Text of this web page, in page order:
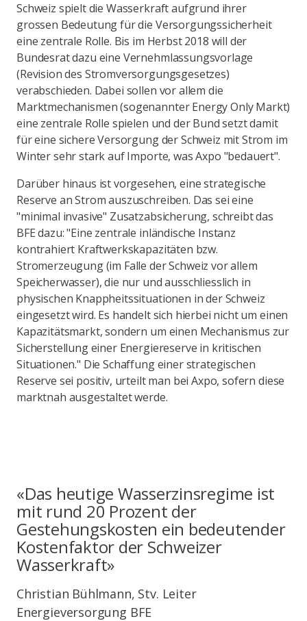
Schweiz spielt die Wasserkraft aufgrund ihrer
grossen Bedeutung für die Versorgungssicherheit
eine zentrale Rolle. Bis im Herbst 2018 will der
Bundesrat dazu eine Vernehmlassungsvorlage
(Revision des Stromversorgungsgesetzes)
verabschieden. Dabei sollen vor allem die
Marktmechanismen (sogenannter Energy Only Markt)
eine zentrale Rolle spielen und der Bund setzt damit
für eine sichere Versorgung der Schweiz mit Strom im
Winter sehr stark auf Importe, was Axpo "bedauert".
Darüber hinaus ist vorgesehen, eine strategische
Reserve an Strom auszuschreiben. Das sei eine
"minimal invasive" Zusatzabsicherung, schreibt das
BFE dazu: "Eine zentrale inländische Instanz
kontrahiert Kraftwerkskapazitäten bzw.
Stromerzeugung (im Falle der Schweiz vor allem
Speicherwasser), die nur und ausschliesslich in
physischen Knappheitssituationen in der Schweiz
eingesetzt wird. Es handelt sich hierbei nicht um einen
Kapazitätsmarkt, sondern um einen Mechanismus zur
Sicherstellung einer Energiereserve in kritischen
Situationen." Die Schaffung einer strategischen
Reserve sei positiv, urteilt man bei Axpo, sofern diese
marktnah ausgestaltet werde.
«Das heutige Wasserzinsregime ist
mit rund 20 Prozent der
Gestehungskosten ein bedeutender
Kostenfaktor der Schweizer
Wasserkraft»
Christian Bühlmann, Stv. Leiter
Energieversorgung BFE